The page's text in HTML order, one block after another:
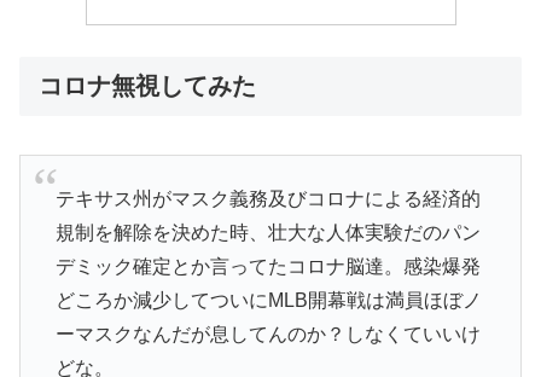
コロナ無視してみた
テキサス州がマスク義務及びコロナによる経済的
規制を解除を決めた時、壮大な人体実験だのパン
デミック確定とか言ってたコロナ脳達。感染爆発
どころか減少してついにMLB開幕戦は満員ほぼノ
ーマスクなんだが息してんのか？しなくていいけ
どな。